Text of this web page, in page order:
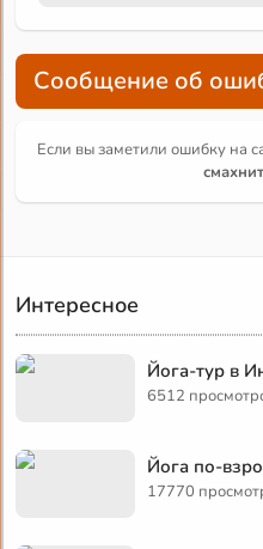
Сообщение об
Если вы заметили ошибку на
Интересное
Йога-тур в
6512
Йога по-
17770